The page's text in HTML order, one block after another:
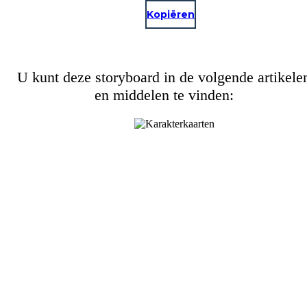
Kopiëren
U kunt deze storyboard in de volgende
en middelen te vinden: